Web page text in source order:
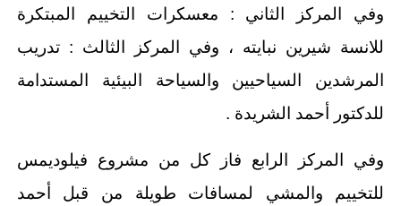
وفي المركز الثاني : معسكرات التخييم المبتكرة
للانسة شيرين نبايته ، وفي المركز الثالث : تدريب
المرشدين السياحيين والسياحة البيئية المستدامة
للدكتور أحمد الشريدة .
وفي المركز الرابع فاز كل من مشروع فيلوديمس
للتخييم والمشي لمسافات طويلة من قبل أحمد